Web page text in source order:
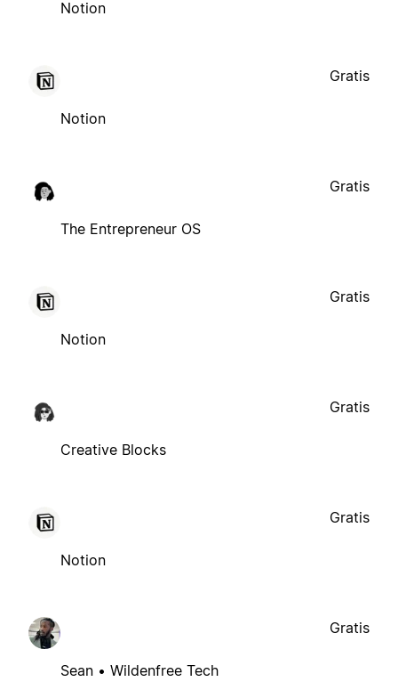
Notion
Notion
Gratis
The Entrepreneur OS
Gratis
Notion
Gratis
Creative Blocks
Gratis
Notion
Gratis
Sean • Wildenfree Tech
Gratis